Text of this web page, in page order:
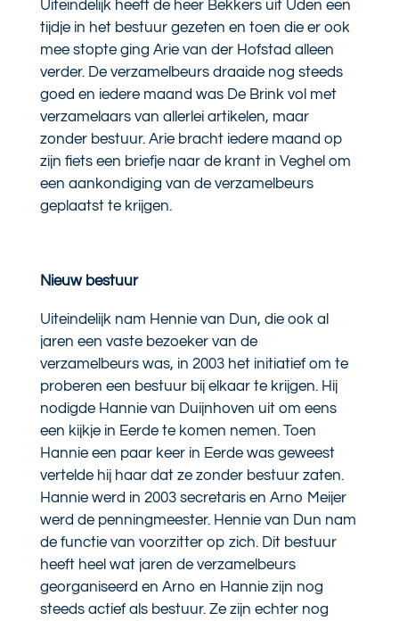
Uiteindelijk heeft de heer Bekkers uit Uden een
tijdje in het bestuur gezeten en toen die er ook
mee stopte ging Arie van der Hofstad alleen
verder. De verzamelbeurs draaide nog steeds
goed en iedere maand was De Brink vol met
verzamelaars van allerlei artikelen, maar
zonder bestuur. Arie bracht iedere maand op
zijn fiets een briefje naar de krant in Veghel om
een aankondiging van de verzamelbeurs
geplaatst te krijgen.
Nieuw bestuur
Uiteindelijk nam Hennie van Dun, die ook al
jaren een vaste bezoeker van de
verzamelbeurs was, in 2003 het initiatief om te
proberen een bestuur bij elkaar te krijgen. Hij
nodigde Hannie van Duijnhoven uit om eens
een kijkje in Eerde te komen nemen. Toen
Hannie een paar keer in Eerde was geweest
vertelde hij haar dat ze zonder bestuur zaten.
Hannie werd in 2003 secretaris en Arno Meijer
werd de penningmeester. Hennie van Dun nam
de functie van voorzitter op zich. Dit bestuur
heeft heel wat jaren de verzamelbeurs
georganiseerd en Arno en Hannie zijn nog
steeds actief als bestuur. Ze zijn echter nog